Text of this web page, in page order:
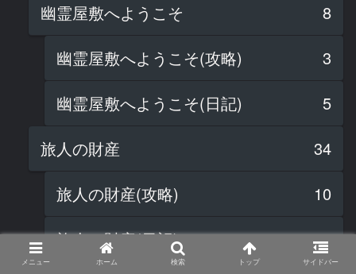
幽霊屋敷へようこそ
8
幽霊屋敷へようこそ(攻略)
3
幽霊屋敷へようこそ(日記)
5
旅人の財産
34
旅人の財産(攻略)
10
旅人の財産(日記)
24
メニュー ホーム 検索 トップ サイドバー